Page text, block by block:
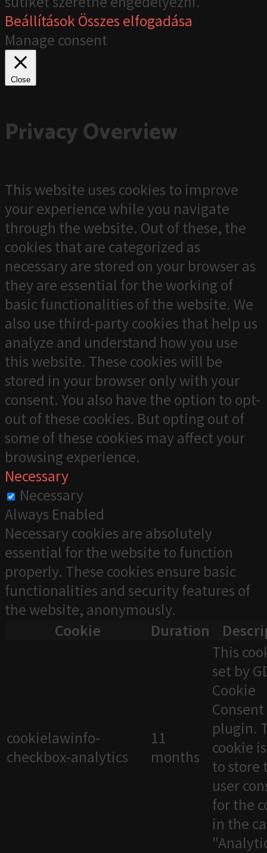
BeállításokÖsszes elfogadása
Manage consent
Close
Privacy Overview
This website uses cookies to improve
your experience while you navigate
through the website. Out of these, the
cookies that are categorized as
necessary are stored on your browser as
they are essential for the working of
basic functionalities of the website. We
also use third-party cookies that help us
analyze and understand how you use
this website. These cookies will be
stored in your browser only with your
consent. You also have the option to opt-
out of these cookies. But opting out of
some of these cookies may affect your
browsing experience.
Necessary
Necessary
Always Enabled
Necessary cookies are absolutely
essential for the website to function
properly. These cookies ensure basic
functionalities and security features of
the website, anonymously.
Cookie
Duration
cookielawinfo-
checkbox-analytics
11
months
This
set by
Cookie
Consent
plugin.
cookie
to store
user
for the
in the